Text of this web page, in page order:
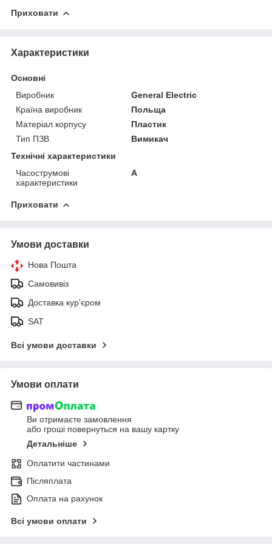
Приховати
Характеристики
Основні
Виробник
General Electric
Країна виробник
Польща
Матеріал корпусу
Пластик
Тип ПЗВ
Вимикач
Технічні характеристики
Часострумові
характеристики
А
Приховати
Умови доставки
Нова Пошта
Самовивіз
Доставка кур'єром
SAT
Всі умови доставки
Умови оплати
Ви отримаєте замовлення
або гроші повернуться на вашу картку
Детальніше
Оплатити частинами
Післяплата
Оплата на рахунок
Всі умови оплати